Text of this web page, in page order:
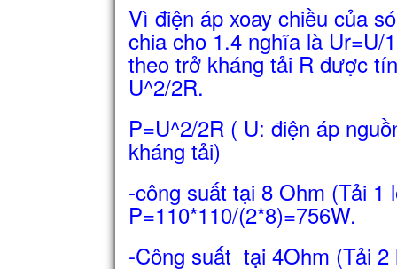
Vì điện áp xoay chiều của
chia cho 1.4 nghĩa là Ur=U/
theo trở kháng tải R được
U^2/2R.
P=U^2/2R ( U: điện áp
kháng tải)
-công suất tại 8 Ohm (Tải 1
P=110*110/(2*8)=756W.
-Công suất tại 4Ohm (Tải